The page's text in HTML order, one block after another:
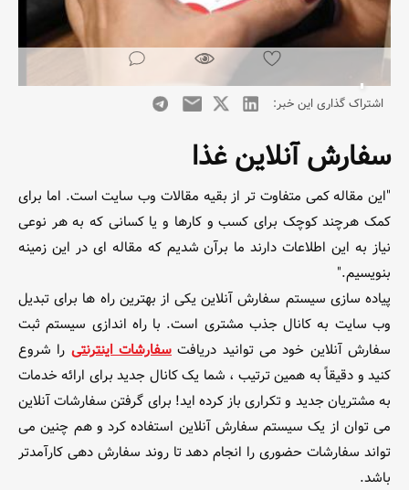
اشتراک گذاری این خبر:
سفارش آنلاین غذا
"این مقاله کمی متفاوت تر از بقیه مقالات وب سایت است. اما برای
کمک هرچند کوچک برای کسب و کارها و یا کسانی که به هر نوعی
نیاز به این اطلاعات دارند ما برآن شدیم که مقاله ای در این زمینه
بنویسیم."
پیاده سازی سیستم سفارش آنلاین یکی از بهترین راه ها برای تبدیل
وب سایت به کانال جذب مشتری است. با راه اندازی سیستم ثبت
سفارش آنلاین خود می توانید دریافت سفارشات اینترنتی را شروع
کنید و دقیقاً به همین ترتیب ، شما یک کانال جدید برای ارائه خدمات
به مشتریان جدید و تکراری باز کرده اید! برای گرفتن سفارشات آنلاین
می توان از یک سیستم سفارش آنلاین استفاده کرد و هم چنین می
تواند سفارشات حضوری را انجام دهد تا روند سفارش دهی کارآمدتر
باشد.